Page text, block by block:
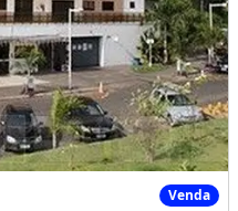
Torres do parque
Venda